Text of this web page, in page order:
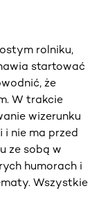
rolniku,
startować
że
W trakcie
wizerunku
i nie ma przed
ze sobą w
humorach i
Wszystkie